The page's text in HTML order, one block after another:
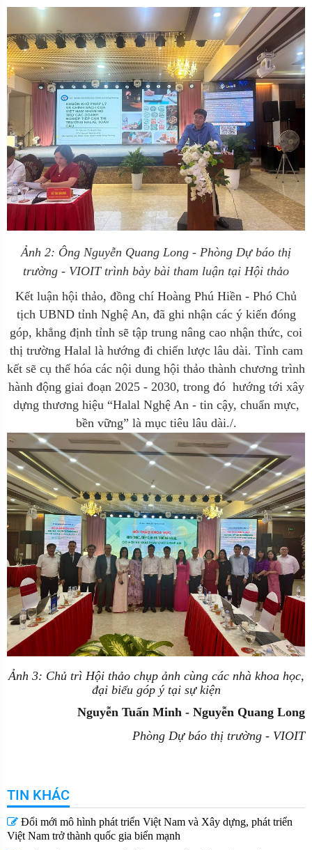
Ảnh 2: Ông Nguyễn Quang Long - Phòng Dự báo thị
trường - VIOIT trình bày bài tham luận tại Hội thảo
Kết luận hội thảo, đồng chí Hoàng Phú Hiền - Phó Chủ
tịch UBND tỉnh Nghệ An, đã ghi nhận các ý kiến đóng
góp, khẳng định tỉnh sẽ tập trung nâng cao nhận thức, coi
thị trường Halal là hướng đi chiến lược lâu dài. Tỉnh cam
kết sẽ cụ thể hóa các nội dung hội thảo thành chương trình
hành động giai đoạn 2025 - 2030, trong đó hướng tới xây
dựng thương hiệu “Halal Nghệ An - tin cậy, chuẩn mực,
bền vững” là mục tiêu lâu dài./.
Ảnh 3: Chủ trì Hội thảo chụp ảnh cùng các nhà khoa học,
đại biểu góp ý tại sự kiện
Nguyễn Tuấn Minh - Nguyễn Quang Long
Phòng Dự báo thị trường - VIOIT
TIN KHÁC
Đổi mới mô hình phát triển Việt Nam và Xây dựng, phát triển
Việt Nam trở thành quốc gia biển mạnh